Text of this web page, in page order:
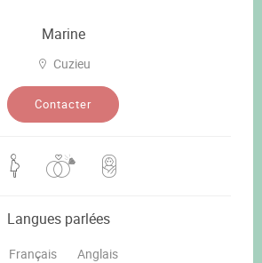
Marine
Cuzieu
Contacter
Langues parlées
Français Anglais